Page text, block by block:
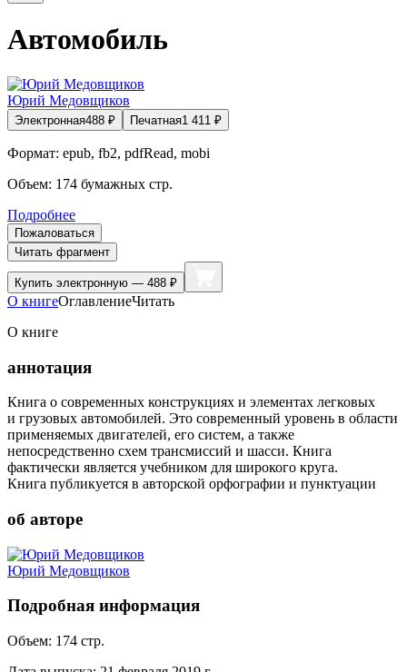
Автомобиль
Юрий Медовщиков
Электронная488 ₽ Печатная1 411 ₽
Формат: epub, fb2, pdfRead, mobi
Объем: 174 бумажных стр.
Подробнее
Пожаловаться
Читать фрагмент
Купить электронную — 488 ₽
О книгеОглавлениеЧитать
О книге
аннотация
Книга о современных конструкциях и элементах легковых
и грузовых автомобилей. Это современный уровень в области
применяемых двигателей, его систем, а также
непосредственно схем трансмиссий и шасси. Книга
фактически является учебником для широкого круга.
Книга публикуется в авторской орфографии и пунктуации
об авторе
Юрий Медовщиков
Подробная информация
Объем: 174 стр.